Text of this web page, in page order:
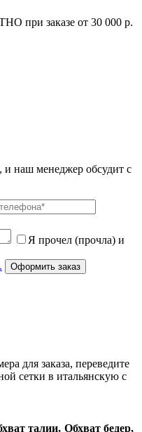
при заказе от 30 000 р.
и наш менеджер обсудит с
Я прочел (прочла) и
Оформить заказ
для заказа, переведите
сетки в итальянскую с
талии, Обхват бедер,